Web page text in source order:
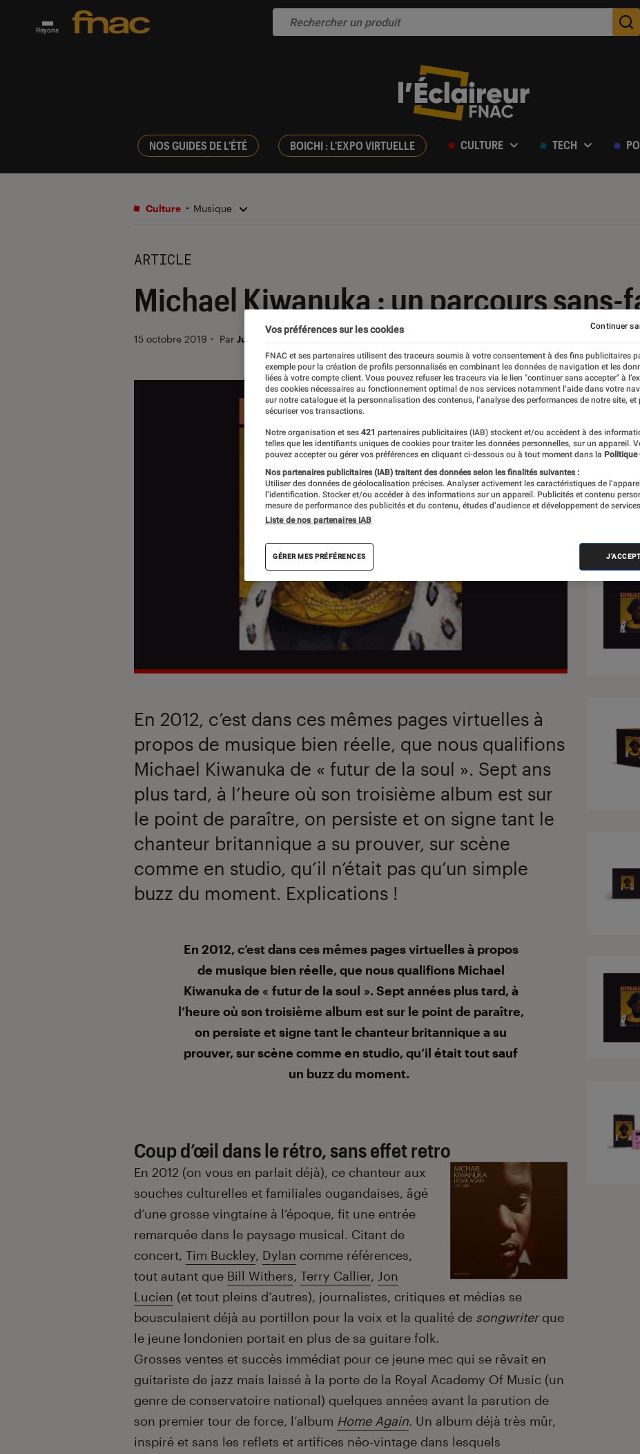
Rayons
NOS GUIDES DE L'ÉTÉ BOICHI : L'EXPO VIRTUELLE CULTURE TECH
Culture Musique
ARTICLE
Michael Kiwanuka : un parcours sans-
15 octobre 2019 ・ Par Julien D.
En 2012, c’est dans ces mêmes pages virtuelles à
propos de musique bien réelle, que nous qualifions
Michael Kiwanuka de « futur de la soul ». Sept ans
plus tard, à l’heure où son troisième album est sur
le point de paraître, on persiste et on signe tant le
chanteur britannique a su prouver, sur scène
comme en studio, qu’il n’était pas qu’un simple
buzz du moment. Explications !
Introduction
En 2012, c’est dans ces mêmes pages virtuelles à propos
de musique bien réelle, que nous qualifions Michael
Kiwanuka de « futur de la soul ». Sept années plus tard, à
l’heure où son troisième album est sur le point de paraître,
on persiste et signe tant le chanteur britannique a su
prouver, sur scène comme en studio, qu’il était tout sauf
un buzz du moment.
Coup d’œil dans le rétro, sans effet retro
En 2012 (on vous en parlait déjà), ce chanteur aux
souches culturelles et familiales ougandaises, âgé
d’une grosse vingtaine à l’époque, fit une entrée
remarquée dans le paysage musical. Citant de
concert, Tim Buckley, Dylan comme références,
tout autant que Bill Withers, Terry Callier, Jon
Lucien (et tout pleins d’autres), journalistes, critiques et médias se
bousculaient déjà au portillon pour la voix et la qualité de songwriterque
le jeune londonien portait en plus de sa guitare folk.
Grosses ventes et succès immédiat pour ce jeune mec qui se rêvait en
guitariste de jazz mais laissé à la porte de la Royal Academy Of Music (un
genre de conservatoire national) quelques années avant la parution de
son premier tour de force, l’album Home Again. Un album déjà très mûr,
inspiré et sans les reflets et artifices néo-vintage dans lesquels
Vos préférences sur les cookies
FNAC et ses partenaires utilisent des traceurs soumis à votre consentement à des fins publicitaires
exemple pour la création de profils personnalisés en combinant les données de navigation et les
liées à votre compte client. Vous pouvez refuser les traceurs via le lien "continuer sans accepter" à
des cookies nécessaires au fonctionnement optimal de nos services notamment l’aide dans votre
sur notre catalogue et la personnalisation des contenus, l’analyse des performances de notre site, et
sécuriser vos transactions.
Notre organisation et ses 421 partenaires publicitaires (IAB) stockent et/ou accèdent à des
telles que les identifiants uniques de cookies pour traiter les données personnelles, sur un appareil.
pouvez accepter ou gérer vos préférences en cliquant ci-dessous ou à tout moment dans la Politique
Nos partenaires publicitaires (IAB) traitent des données selon les finalités suivantes :
Utiliser des données de géolocalisation précises. Analyser activement les caractéristiques de
l’identification. Stocker et/ou accéder à des informations sur un appareil. Publicités et contenu
mesure de performance des publicités et du contenu, études d’audience et développement de
Liste de nos partenaires IAB
GÉRER MES PRÉFÉRENCES
Continuer